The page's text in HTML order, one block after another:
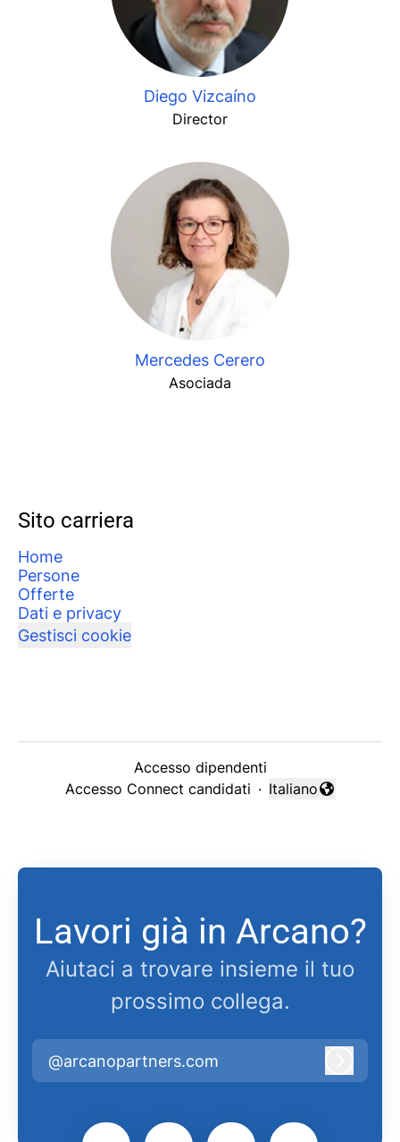
Diego Vizcaíno
Director
Mercedes Cerero
Asociada
Sito carriera
Home
Persone
Offerte
Dati e privacy
Gestisci cookie
Accesso dipendenti
Accesso Connect candidati ·
Cambia lingua
Italiano
Lavori già in Arcano?
Aiutaci a trovare insieme il tuo
prossimo collega.
@arcanopartners.com